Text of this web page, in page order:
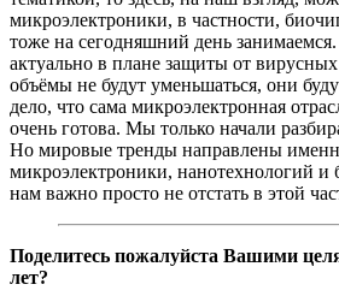
микроэлектроники, в частности,
тоже на сегодняшний день
актуально в плане защиты от
объёмы не будут уменьшаться, они
дело, что сама микроэлектронная
очень готова. Мы только начали
Но мировые тренды направлены
микроэлектроники, нанотехнологий
нам важно просто не отстать в этой
Поделитесь пожалуйста Вашими
лет?